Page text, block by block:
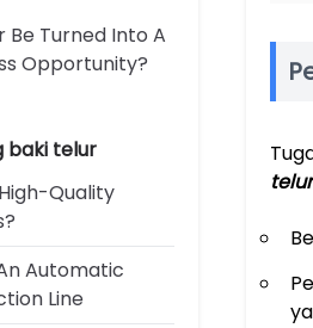
Be Turned Into A
Opportunity?
baki telur
Quality
Automatic
Line
telur